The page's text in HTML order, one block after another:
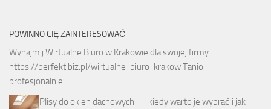
POWINNO CIĘ ZAINTERESOWAĆ
Wynajmij Wirtualne Biuro w Krakowie dla swojej firmy
https://perfekt.biz.pl/wirtualne-biuro-krakowTanio i
profesjonalnie
Plisy do okien dachowych — kiedy warto je wybrać i jak